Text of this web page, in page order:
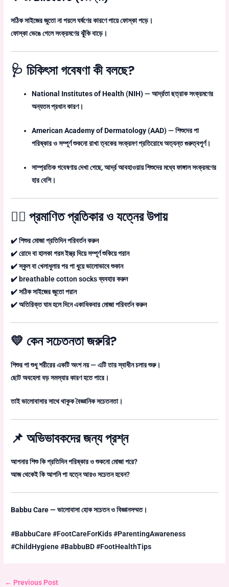
সঠিক সাইজের জুতো না পরলে ঘর্ষণের কারণে পায়ে ফোস্কা পড়ে।
ফোস্কা ভেঙে গেলে সংক্রমণের ঝুঁকি বাড়ে।
🩺 চিকিৎসা গবেষণা কী বলছে?
National Institutes of Health(NIH)— আর্দ্রতা ছত্রাক সংক্রমণের
অন্যতম প্রধান কারণ।
American Academy of Dermatology(AAD)— শিশুদের পা
পরিষ্কার ও সম্পূর্ণ শুকনো রাখা ত্বকের সংক্রমণ প্রতিরোধে অত্যন্ত গুরুত্বপূর্ণ।
সাম্প্রতিক গবেষণায় দেখা গেছে, আর্দ্র আবহাওয়ায় শিশুদের মধ্যে ফাঙ্গাল সংক্রমণের
হার বেশি।
👩‍⚕️ প্রমাণিত প্রতিকার ও যত্নের উপায়
✔️ শিশুর মোজা প্রতিদিন পরিবর্তন করুন
✔️ রোদে বা হালকা গরম ইস্ত্র দিয়ে সম্পূর্ণ শুকিয়ে পরান
✔️ স্কুল বা খেলাধুলার পর পা ধুয়ে ভালোভাবে শুকান
✔️ breathable cotton socks ব্যবহার করুন
✔️ সঠিক সাইজের জুতো পরান
✔️ অতিরিক্ত ঘাম হলে দিনে একাধিকবার মোজা পরিবর্তন করুন
💛 কেন সচেতনতা জরুরি?
শিশুর পা শুধু শরীরের একটি অংশ নয় — এটি তার স্বাধীন চলার শুরু।
ছোট অবহেলা বড় সমস্যার কারণ হতে পারে।
তাই ভালোবাসার সাথে থাকুক বৈজ্ঞানিক সচেতনতা।
📌 অভিভাবকদের জন্য প্রশ্ন
আপনার শিশু কি প্রতিদিন পরিষ্কার ও শুকনো মোজা পরে?
আজ থেকেই কি আপনি পা যত্নে আরও সচেতন হবেন?
Babbu Care — ভালোবাসা হোক সচেতন ও বিজ্ঞানসম্মত।
#BabbuCare #FootCareForKids #ParentingAwareness
#ChildHygiene #BabbuBD #FootHealthTips
← Previous Post